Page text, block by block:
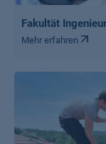
Fakultät
Mehr erfahren